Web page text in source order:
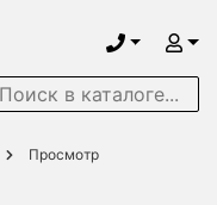
Просмотр